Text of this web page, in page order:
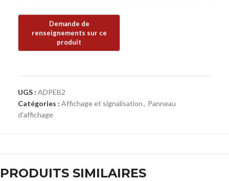
UGS : ADPEB2
Catégories : Affichage et signalisation, Panneau
d'affichage
PRODUITS SIMILAIRES